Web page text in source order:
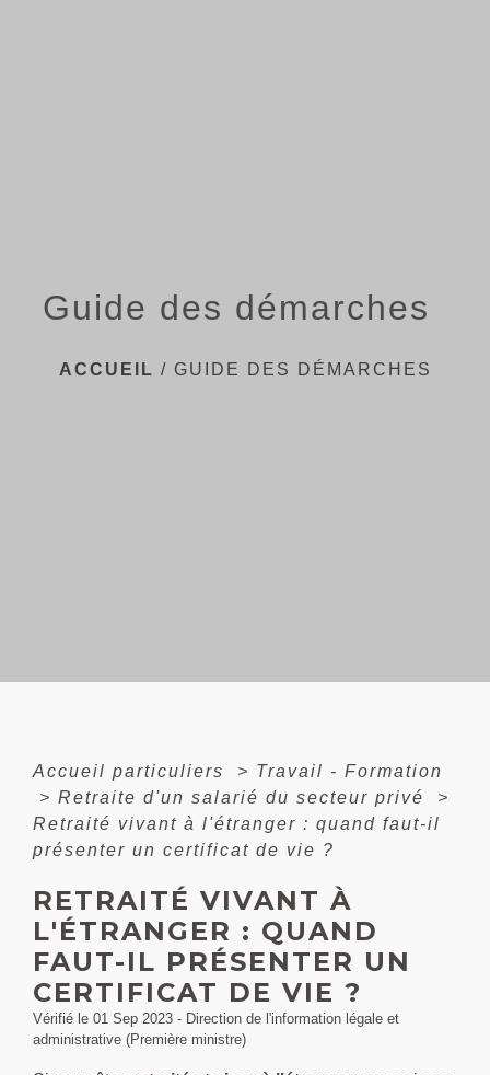
Guide des démarches
ACCUEIL / GUIDE DES DÉMARCHES
Accueil particuliers > Travail - Formation
> Retraite d'un salarié du secteur privé
>
Retraité vivant à l'étranger : quand faut-il
présenter un certificat de vie ?
RETRAITÉ VIVANT À
L'ÉTRANGER : QUAND
FAUT-IL PRÉSENTER UN
CERTIFICAT DE VIE ?
Vérifié le 01 Sep 2023 - Direction de l'information légale et
administrative (Première ministre)